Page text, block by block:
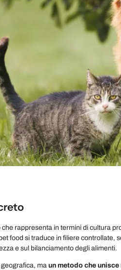
rappresenta in termini di cultura
food si traduce in filiere controllate,
e sul bilanciamento degli alimenti.
geografica, ma un metodo che